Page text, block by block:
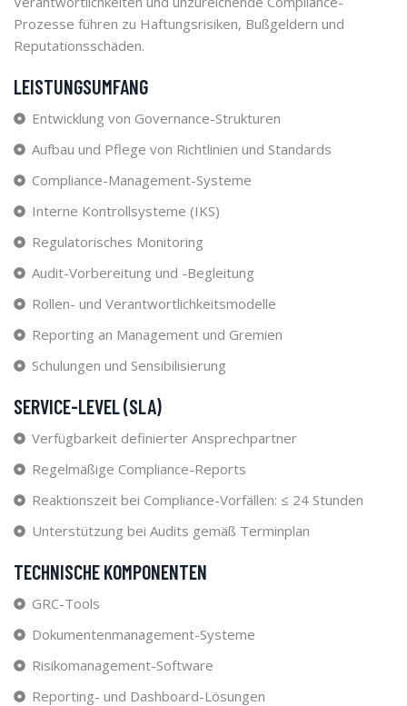
Prozesse führen zu Haftungsrisiken, Bußgeldern und
Reputationsschäden.
LEISTUNGSUMFANG
Entwicklung von Governance-Strukturen
Aufbau und Pflege von Richtlinien und Standards
Compliance-Management-Systeme
Interne Kontrollsysteme (IKS)
Regulatorisches Monitoring
Audit-Vorbereitung und -Begleitung
Rollen- und Verantwortlichkeitsmodelle
Reporting an Management und Gremien
Schulungen und Sensibilisierung
SERVICE-LEVEL (SLA)
Verfügbarkeit definierter Ansprechpartner
Regelmäßige Compliance-Reports
Reaktionszeit bei Compliance-Vorfällen: ≤ 24 Stunden
Unterstützung bei Audits gemäß Terminplan
TECHNISCHE KOMPONENTEN
GRC-Tools
Dokumentenmanagement-Systeme
Risikomanagement-Software
Reporting- und Dashboard-Lösungen